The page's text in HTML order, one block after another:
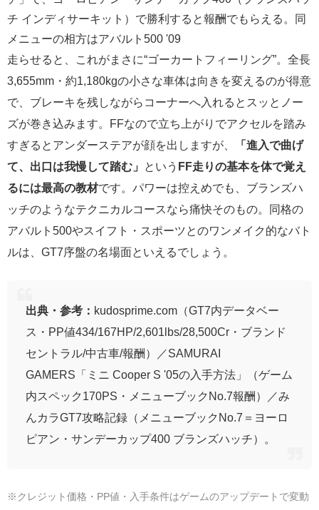
チ インディサーキット）で勝利すると報酬でもらえる。同
メニューの相方はアバルト500 '09
走らせると、これがまさに“ゴーカートフィーリング”。全長
3,655mm・約1,180kgの小さな車体は向きを変えるのが得意
で、ブレーキを残しながらコーナーへ入れるとスッとノー
ズが巻き込みます。FFなので立ち上がりでアクセルを踏み
すぎるとアンダーステアが顔を出しますが、
「進入で曲げ
て、出口は我慢して踏む」
という FF走りの基本を体で覚え
るには最高の教材です。パワーは控えめでも、ブランズハ
ッチのようなテクニカルコースなら痛快そのもの。同格の
アバルト500やスイフト・スポーツとのワンメイク的なバト
ルは、GT7序盤の名場面といえるでしょう。
出典・参考： kudosprime.com（GT7内データベー
ス・PP値434/167HP/2,601lbs/28,500Cr・ブランド
セントラル/中古車/報酬）／SAMURAI
GAMERS「ミニ Cooper S '05の入手方法」（ゲーム
内スペック170PS・メニューブックNo.7報酬）／み
んカラGT7攻略記録（メニューブックNo.7＝ヨーロ
ピアン・サンデーカップ400 ブランズハッチ）。
※クレジット価格・PP値・入手条件はゲームのアップデートで変動